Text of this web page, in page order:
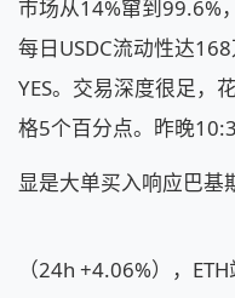
市场从14%窜到99.6%
每日USDC流动性达
YES。交易深度很足，
格5个百分点。昨晚
显是大单买入响应巴基
（24h +4.06%），